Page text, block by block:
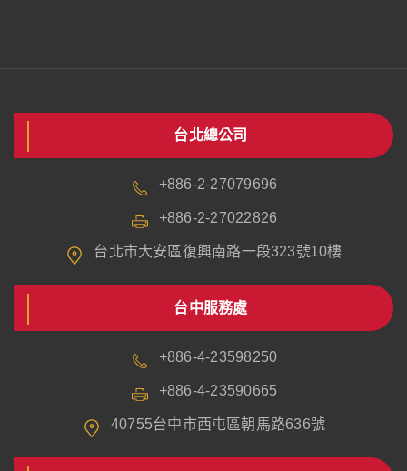
台北總公司
+886-2-27079696
+886-2-27022826
台北市大安區復興南路一段323號10樓
台中服務處
+886-4-23598250
+886-4-23590665
40755台中市西屯區朝馬路636號